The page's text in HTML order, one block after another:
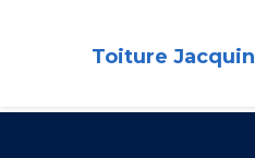
Toiture Jacquin